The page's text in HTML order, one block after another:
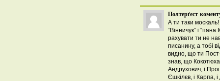
Полтерґест
А ти таки
“Вінничук” і
рахувати ти не
писанину, а тобі
видно, що ти
знав, що
Андрухович, і
Єшкілєв, і Карпа,